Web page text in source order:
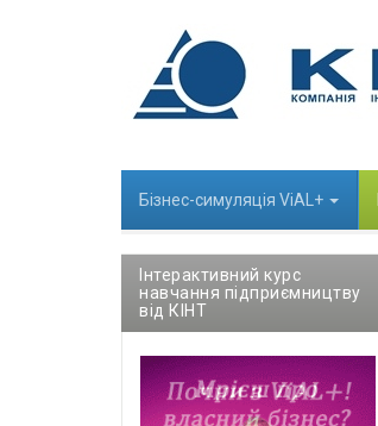
Бізнес-cимуляція ViAL+
Інтерактивний курс
навчання підприємництву
від КІНТ